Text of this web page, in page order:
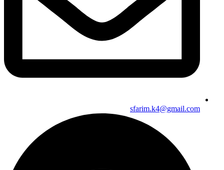
sfarim.k4@gmail.com